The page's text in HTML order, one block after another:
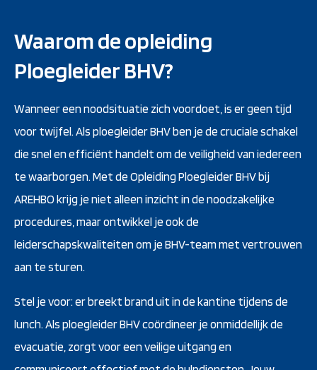
Waarom de opleiding
Ploegleider BHV?
Wanneer een noodsituatie zich voordoet, is er geen tijd
voor twijfel. Als ploegleider BHV ben je de cruciale schakel
die snel en efficiënt handelt om de veiligheid van iedereen
te waarborgen. Met de Opleiding Ploegleider BHV bij
AREHBO krijg je niet alleen inzicht in de noodzakelijke
procedures, maar ontwikkel je ook de
leiderschapskwaliteiten om je BHV-team met vertrouwen
aan te sturen.
Stel je voor: er breekt brand uit in de kantine tijdens de
lunch. Als ploegleider BHV coördineer je onmiddellijk de
evacuatie, zorgt voor een veilige uitgang en